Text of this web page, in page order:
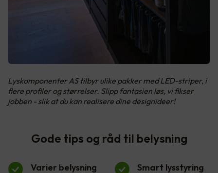
Lyskomponenter AS tilbyr ulike pakker med LED-striper, i
flere profiler og størrelser. Slipp fantasien løs, vi fikser
jobben - slik at du kan realisere dine designideer!
Gode tips og råd til belysning
Varier belysning Smart lysstyring